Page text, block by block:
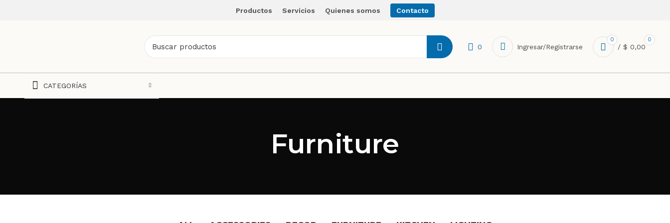
Productos Servicios Quienes somos Contacto
0 Ingresar/Registrarse
0 0
/ $ 0,00
CATEGORÍAS
Furniture